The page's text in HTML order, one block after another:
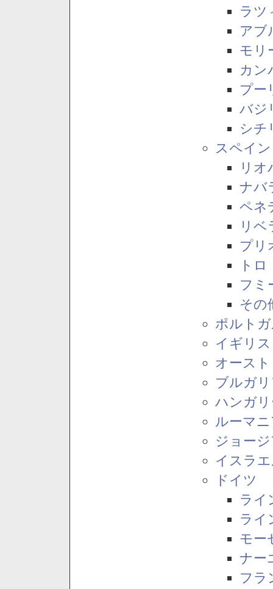
ラツ
アブ
モリ
カン
プー
バジ
シチ
スペイン
リオ
ナバ
ペネ
リベ
プリ
トロ
フミ
その
ポルト
イギリス
オース
ブルガ
ハンガ
ルーマ
ジョー
イスラ
ドイツ
ライ
ライ
モー
ナー
フラ